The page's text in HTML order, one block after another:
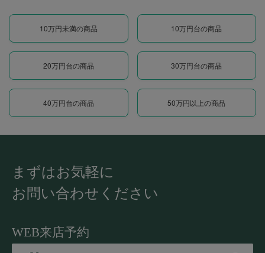
10万円未満の商品 10万円台の商品
20万円台の商品 30万円台の商品
40万円台の商品 50万円以上の商品
まずはお気軽に
お問い合わせください
WEB来店予約